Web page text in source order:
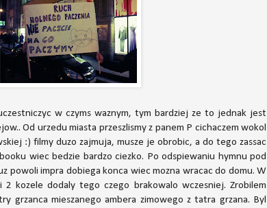
w czyms waznym, tym bardziej ze to jednak jest
Od urzedu miasta przeszlismy z panem P cichaczem wokol
:) filmy duzo zajmuja, musze je obrobic, a do tego zassac
wiec bedzie bardzo ciezko. Po odspiewaniu hymnu pod
powoli impra dobiega konca wiec mozna wracac do domu. W
kozele dodaly tego czego brakowalo wczesniej. Zrobilem
mieszanego ambera zimowego z tatra grzana. Byl